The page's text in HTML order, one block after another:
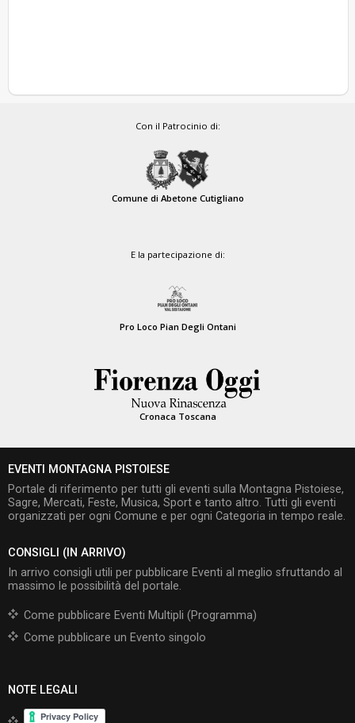
Con il Patrocinio di:
Comune di Abetone Cutigliano
E la partecipazione di:
Pro Loco Pian Degli Ontani
Cronaca Toscana
EVENTI MONTAGNA PISTOIESE
Portale di riferimento per tutti gli eventi sulla Montagna Pistoiese,
Sagre, Mercati, Feste, Musica, Sport e tanto altro. Tutti gli eventi
organizzati per ogni Comune e per ogni Categoria in tempo reale.
CONSIGLI (IN ARRIVO)
In arrivo consigli utili per pubblicare Eventi al meglio sfruttando al
massimo le possibilità del portale.
Come pubblicare Eventi Multipli (Programma)
Come pubblicare un Evento singolo
NOTE LEGALI